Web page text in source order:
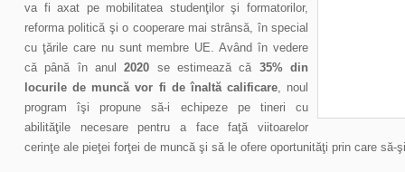
va fi axat pe mobilitatea studenţilor şi formatorilor,
reforma politică şi o cooperare mai strânsă, în special
cu ţările care nu sunt membre UE. Având în vedere
că până în anul2020 se estimează că 35% din
locurile de muncă vor fi de înaltă calificare, noul
program îşi propune să-i echipeze pe tineri cu
abilităţile necesare pentru a face faţă viitoarelor
cerinţe ale pieţei forţei de muncă şi să le ofere oportunităţi prin care să-